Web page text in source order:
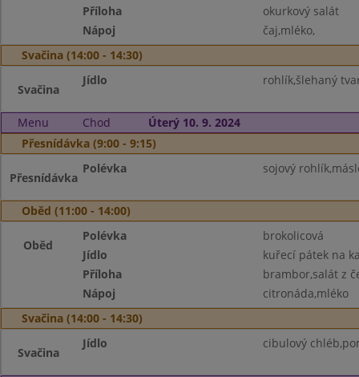
Příloha
okurkový salát
Nápoj
čaj,mléko,
Svačina (14:00 - 14:30)
Svačina
Jídlo rohlík,šlehaný
Menu Chod
Úterý 10. 9. 2024
Přesnídávka (9:00 - 9:15)
Přesnídávka
Polévka sojový
Oběd (11:00 - 14:00)
Oběd
Polévka
brokolicová
Jídlo
kuřecí pátek na
Příloha
brambor,salát z
Nápoj
citronáda,mléko
Svačina (14:00 - 14:30)
Svačina
Jídlo cibulový